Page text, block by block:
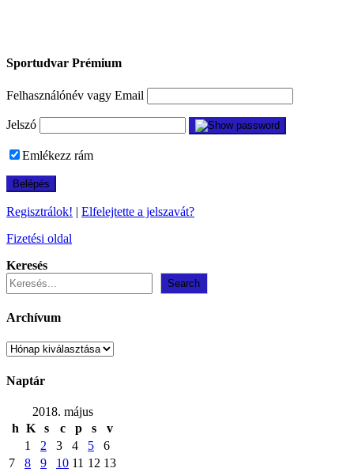
Sportudvar Prémium
Felhasználónév vagy Email
Jelszó
Emlékezz rám
Regisztrálok! | Elfelejtette a jelszavát?
Fizetési oldal
Keresés
Search
Archívum
Archívum
Naptár
2018. május
h K s c p s
v
1
2 3 4 5
6
7
8 9 10 11 12 13